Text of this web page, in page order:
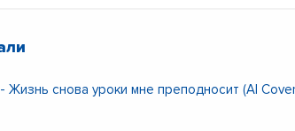
Жизнь снова уроки мне преподносит (AI